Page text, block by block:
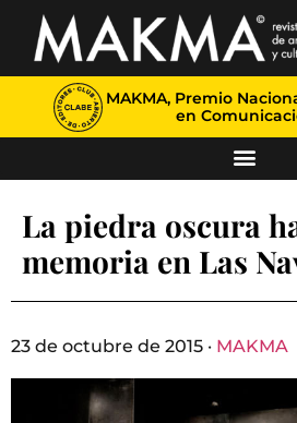
MAKMA, Premio
en
La piedra oscura
memoria en Las
23 de octubre de 2015 · MAKMA